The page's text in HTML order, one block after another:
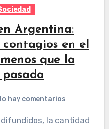
Argentina:
contagios en el
que la
pasada
hay comentarios